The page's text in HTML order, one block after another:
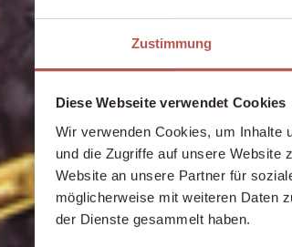
Zustimmung
Diese Webseite verwendet Cookies
Wir verwenden Cookies, um Inhalte
und die Zugriffe auf unsere Website
Website an unsere Partner für
möglicherweise mit weiteren Daten
der Dienste gesammelt haben.